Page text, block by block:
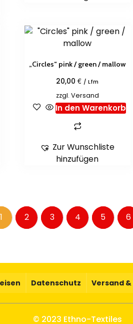
„Circles“ pink / green / mallow
20,00€ / Lfm
zzgl. Versand
In den Warenkorb
Zur Wunschliste
hinzufügen
1 2 3 4 5 6
Datenschutz Versand
© 2023 Ethno-Textiles